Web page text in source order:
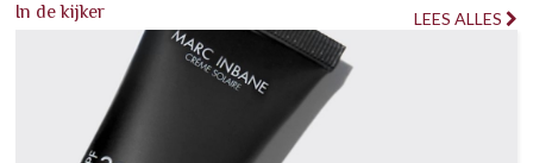
In de kijker LEES ALLES